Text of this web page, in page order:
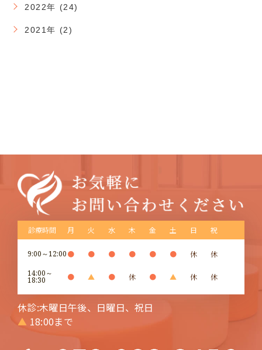
2022年 (24)
2021年 (2)
診療時間 月 火 水 木 金 土 日 祝
9:00～12:00● ● ● ● ● ● 休
休
14:00～
18:30 ● ▲ ● 休 ● ▲ 休 休
休診:木曜日午後、日曜日、祝日
▲ 18:00まで